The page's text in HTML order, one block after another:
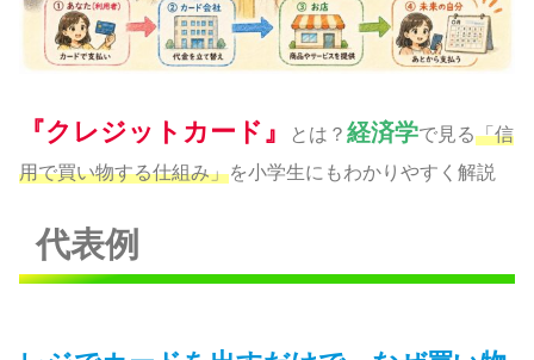
『クレジットカード』 とは？ 経済学で見る「信
用で買い物する仕組み」を小学生にもわかりやすく解説
代表例